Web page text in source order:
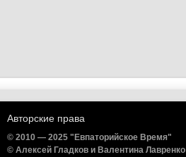
Авторские права
© 2010 — 2025 "Евпаторийское Время"
© Алексей Гладков и Валентина Лавренко